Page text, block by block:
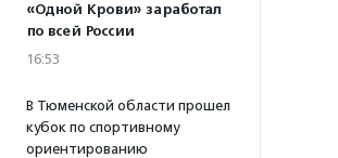
«Одной Крови» заработал
по всей России
16:53
В Тюменской области прошел
кубок по спортивному
ориентированию